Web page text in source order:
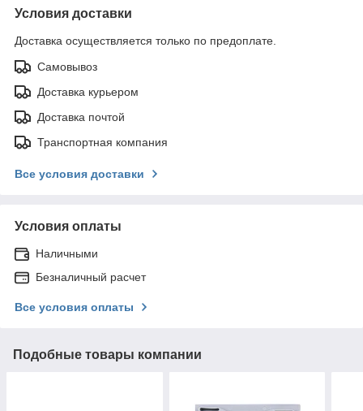
Условия доставки
Доставка осуществляется только по предоплате.
Самовывоз
Доставка курьером
Доставка почтой
Транспортная компания
Все условия доставки
Условия оплаты
Наличными
Безналичный расчет
Все условия оплаты
Подобные товары компании